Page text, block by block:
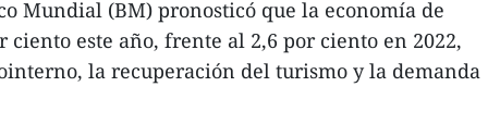
Mundial (BM) pronosticó que la economía de
ciento este año, frente al 2,6 por ciento en 2022,
la recuperación del turismo y la demanda